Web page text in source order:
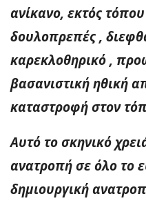
ανίκανο, εκτός
δουλοπρεπές ,
καρεκλοθηρικό ,
βασανιστική ηθική
καταστροφή στον
Αυτό το σκηνικό
ανατροπή σε όλο το
δημιουργική